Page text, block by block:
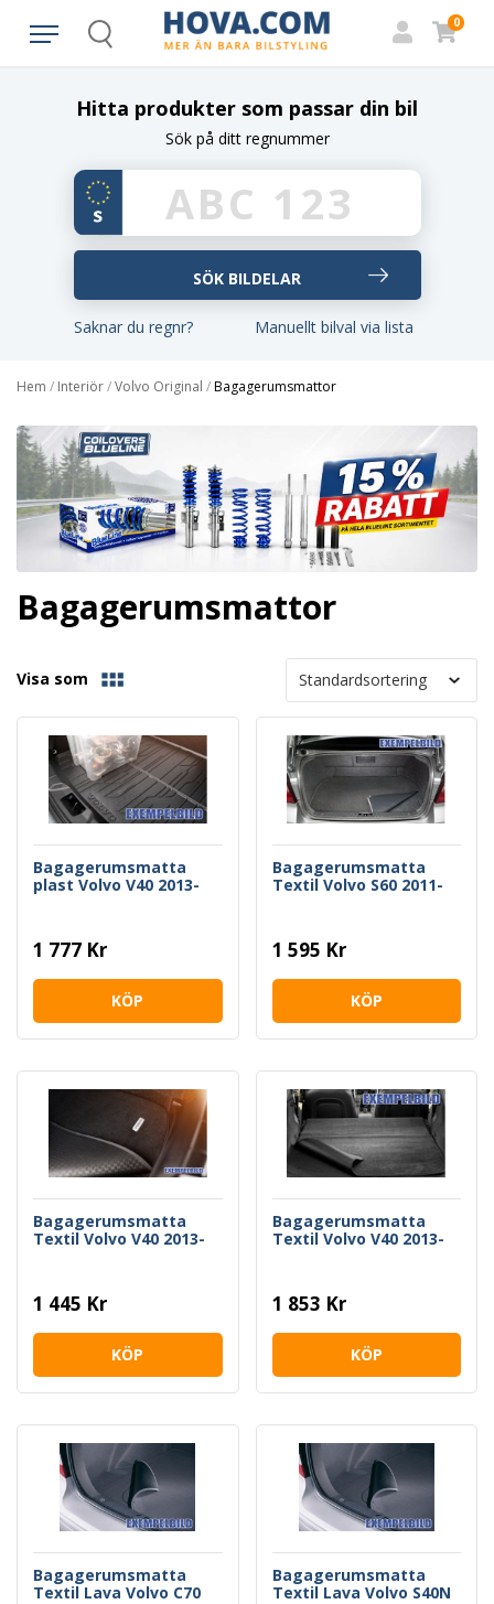
Search
0
Hitta produkter som passar din bil
Sök på ditt regnummer
Saknar du regnr? Manuellt bilval via lista
Hem / Interiör/Volvo Original /Bagagerumsmattor
Bagagerumsmattor
Visa som
Bagagerumsmatta
plast Volvo V40 2013-
1 777 Kr
KÖP
Bagagerumsmatta
Textil Volvo S60 2011-
1 595 Kr
KÖP
Bagagerumsmatta
Textil Volvo V40 2013-
1 445 Kr
KÖP
Bagagerumsmatta
Textil Volvo V40 2013-
1 853 Kr
KÖP
Bagagerumsmatta
Textil Lava Volvo C70
Bagagerumsmatta
Textil Lava Volvo S40N